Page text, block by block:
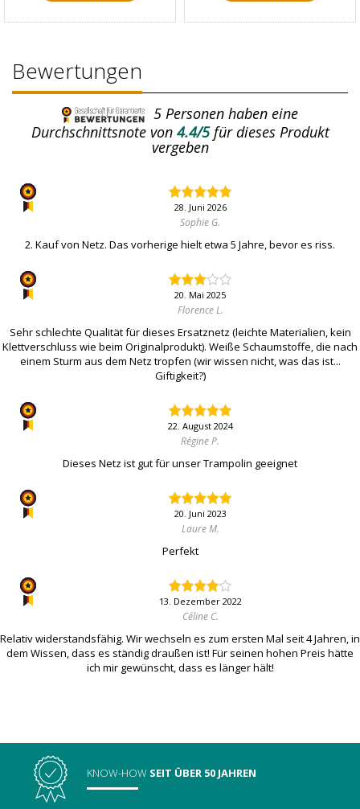
Bewertungen
5 Personen haben eine
Durchschnittsnote von4.4/5für dieses Produkt
vergeben
28. Juni 2026
Sophie G.
2. Kauf von Netz. Das vorherige hielt etwa 5 Jahre, bevor es riss.
20. Mai 2025
Florence L.
Sehr schlechte Qualität für dieses Ersatznetz (leichte Materialien, kein
Klettverschluss wie beim Originalprodukt). Weiße Schaumstoffe, die nach
einem Sturm aus dem Netz tropfen (wir wissen nicht, was das ist...
Giftigkeit?)
22. August 2024
Régine P.
Dieses Netz ist gut für unser Trampolin geeignet
20. Juni 2023
Laure M.
Perfekt
13. Dezember 2022
Céline C.
Relativ widerstandsfähig. Wir wechseln es zum ersten Mal seit 4 Jahren, in
dem Wissen, dass es ständig draußen ist! Für seinen hohen Preis hätte
ich mir gewünscht, dass es länger hält!
KNOW-HOW SEIT ÜBER 50 JAHREN